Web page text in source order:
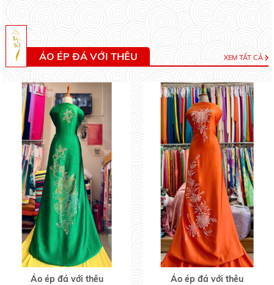
ÁO ÉP ĐÁ VỚI THÊU XEM TẤT CẢ
Áo ép đá với thêu Áo ép đá với thêu